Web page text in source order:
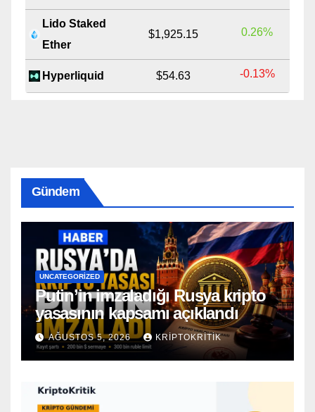
Lido Staked
Ether
$1,925.15 0.26%
Hyperliquid $54.63 -0.13%
Gündem
UNCATEGORIZED
Putin’in imzaladığı Rusya kripto
yasasının kapsamı açıklandı
AĞUSTOS 5, 2026 KRIPTOKRITIK